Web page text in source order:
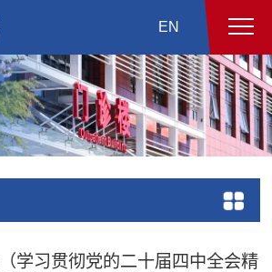
EN
学习贯彻党的二十届四中全会精